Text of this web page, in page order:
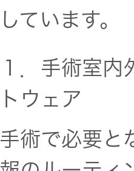
しています。
１．手術室
トウェア
手術で必要と